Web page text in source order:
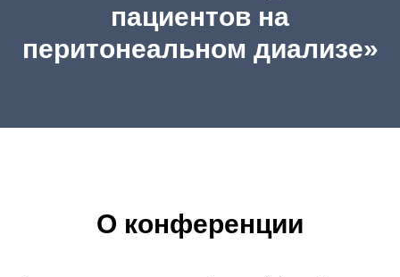
пациентов на
перитонеальном диализе»
О конференции